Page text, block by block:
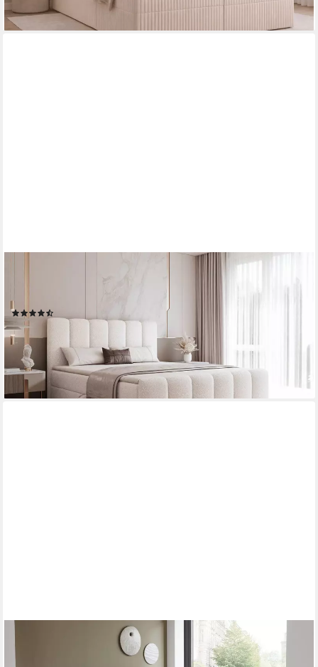
Boxbett BUBBLE, Wolkenbett, Bequem, Bonell, Topper,
Doppelbett gepolstertes Kopfteil mit Bettkasten
ab 999,00 € 1.599,00 €
-38%
lieferbar - in 9-11 Werktagen bei dir
ATLANTIC HOME COLLECTION
Boxbett Alva, wahlweise mit Matratze, wahlweise mit Matratze